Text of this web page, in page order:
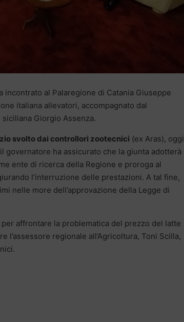
incontrato al Palaregione di Catania Giuseppe
italiana allevatori, accompagnato dal
Giorgio Assenza.
svolto dai controllori zootecnici (ex Aras), oggi
governatore ha assicurato che la giunta adotterà
ente di ricerca della Regione e proroga al
l’interruzione delle prestazioni. A tal fine,
nelle more dell’approvazione della Legge di
affrontare la problematica del prezzo del latte
regionale all’Agricoltura, Toni Scilla,